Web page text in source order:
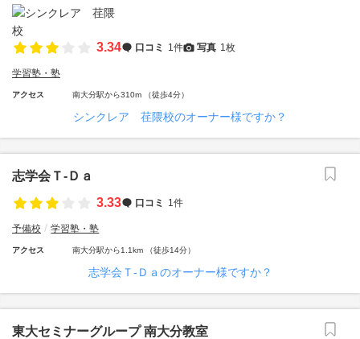
3.34 口コミ 1件 写真 1枚
学習塾・塾
アクセス 南大分駅から310m （徒歩4分）
シンクレア 荏隈校のオーナー様ですか？
志学会Ｔ‐Ｄａ
3.33
口コミ 1件
予備校 学習塾・塾
アクセス 南大分駅から1.1km （徒歩14分）
志学会Ｔ‐Ｄａのオーナー様ですか？
東大セミナーグループ 南大分教室